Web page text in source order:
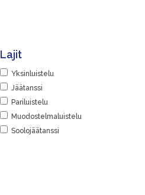
Lajit
Yksinluistelu
Jäätanssi
Pariluistelu
Muodostelmaluistelu
Soolojäätanssi